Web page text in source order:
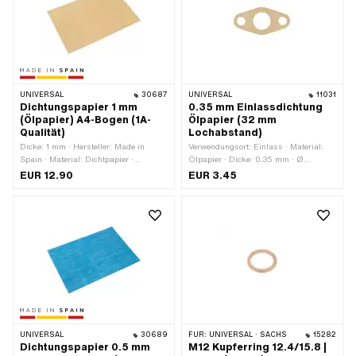
UNIVERSAL 30687
Dichtungspapier 1 mm
(Ölpapier) A4-Bogen (1A-
Qualität)
Dicke: 1 mm · Hersteller: Made in
Spain · Material: Dichtpapier ·
Verwendungsort: Universal
EUR 12.90
UNIVERSAL 11031
0.35 mm Einlassdichtung
Ölpapier (32 mm
Lochabstand)
Verwendungsort: Einlass · Material:
Ölpapier · Dicke: 0.35 mm · Ø
Auslass innen: 14.5 mm ·
EUR 3.45
UNIVERSAL 30689
Dichtungspapier 0.5 mm
FÜR: UNIVERSAL · SACHS 15282
M12 Kupferring 12.4/15.8 |